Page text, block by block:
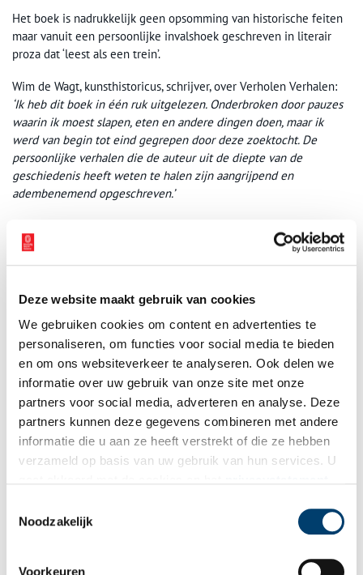
Deze website maakt gebruik van cookies
We gebruiken cookies om content en advertenties te
personaliseren, om functies voor social media te bieden
en om ons websiteverkeer te analyseren. Ook delen we
informatie over uw gebruik van onze site met onze
partners voor social media, adverteren en analyse. Deze
partners kunnen deze gegevens combineren met andere
informatie die u aan ze heeft verstrekt of die ze hebben
verzameld op basis van uw gebruik van hun services. U
Noodzakelijk
Voorkeuren
Het boek is nadrukkelijk geen opsomming van historische feiten
maar vanuit een persoonlijke invalshoek geschreven in literair
proza dat ‘leest als een trein’.
Wim de Wagt, kunsthistoricus, schrijver, over Verholen Verhalen:
‘Ik heb dit boek in één ruk uitgelezen. Onderbroken door pauzes
waarin ik moest slapen, eten en andere dingen doen, maar ik
werd van begin tot eind gegrepen door deze zoektocht. De
persoonlijke verhalen die de auteur uit de diepte van de
geschiedenis heeft weten te halen zijn aangrijpend en
adembenemend opgeschreven.’
twee fascinerende oorlogsverhalen prachtig opgetekend.’
Genaaid, gebonden, hard cover
ISBN: 9789051050547
Verkoopprijs: 24,95
Tekst:Willemien Spook
Publicatiedatum: 28/04/2025
Wilt u op de hoogte blijven van de mooiste verhalen en het